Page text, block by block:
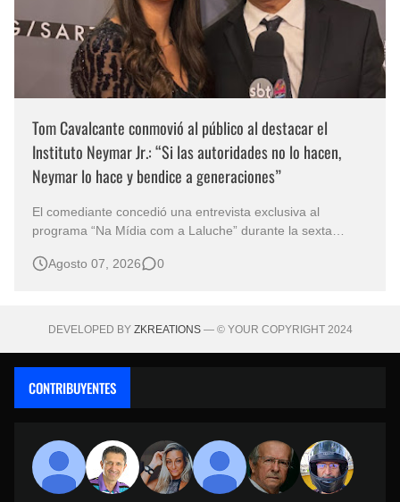
Tom Cavalcante conmovió al público al destacar el
Instituto Neymar Jr.: “Si las autoridades no lo hacen,
Neymar lo hace y bendice a generaciones”
El comediante concedió una entrevista exclusiva al
programa “Na Mídia com a Laluche” durante la sexta
eventos benéficos más importantes de Brasil. En medio del
Agosto 07, 2026 0
DEVELOPED BY ZKREATIONS— © YOUR COPYRIGHT 2024
CONTRIBUYENTES